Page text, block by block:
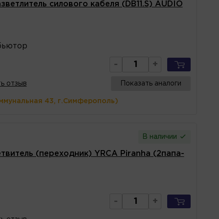
силового кабеля (DB11.S) AUDIO
- +
отзыв Показать аналоги
43, г.Симферополь)
В наличии
(переходник) YRCA Piranha (2папа-
- +